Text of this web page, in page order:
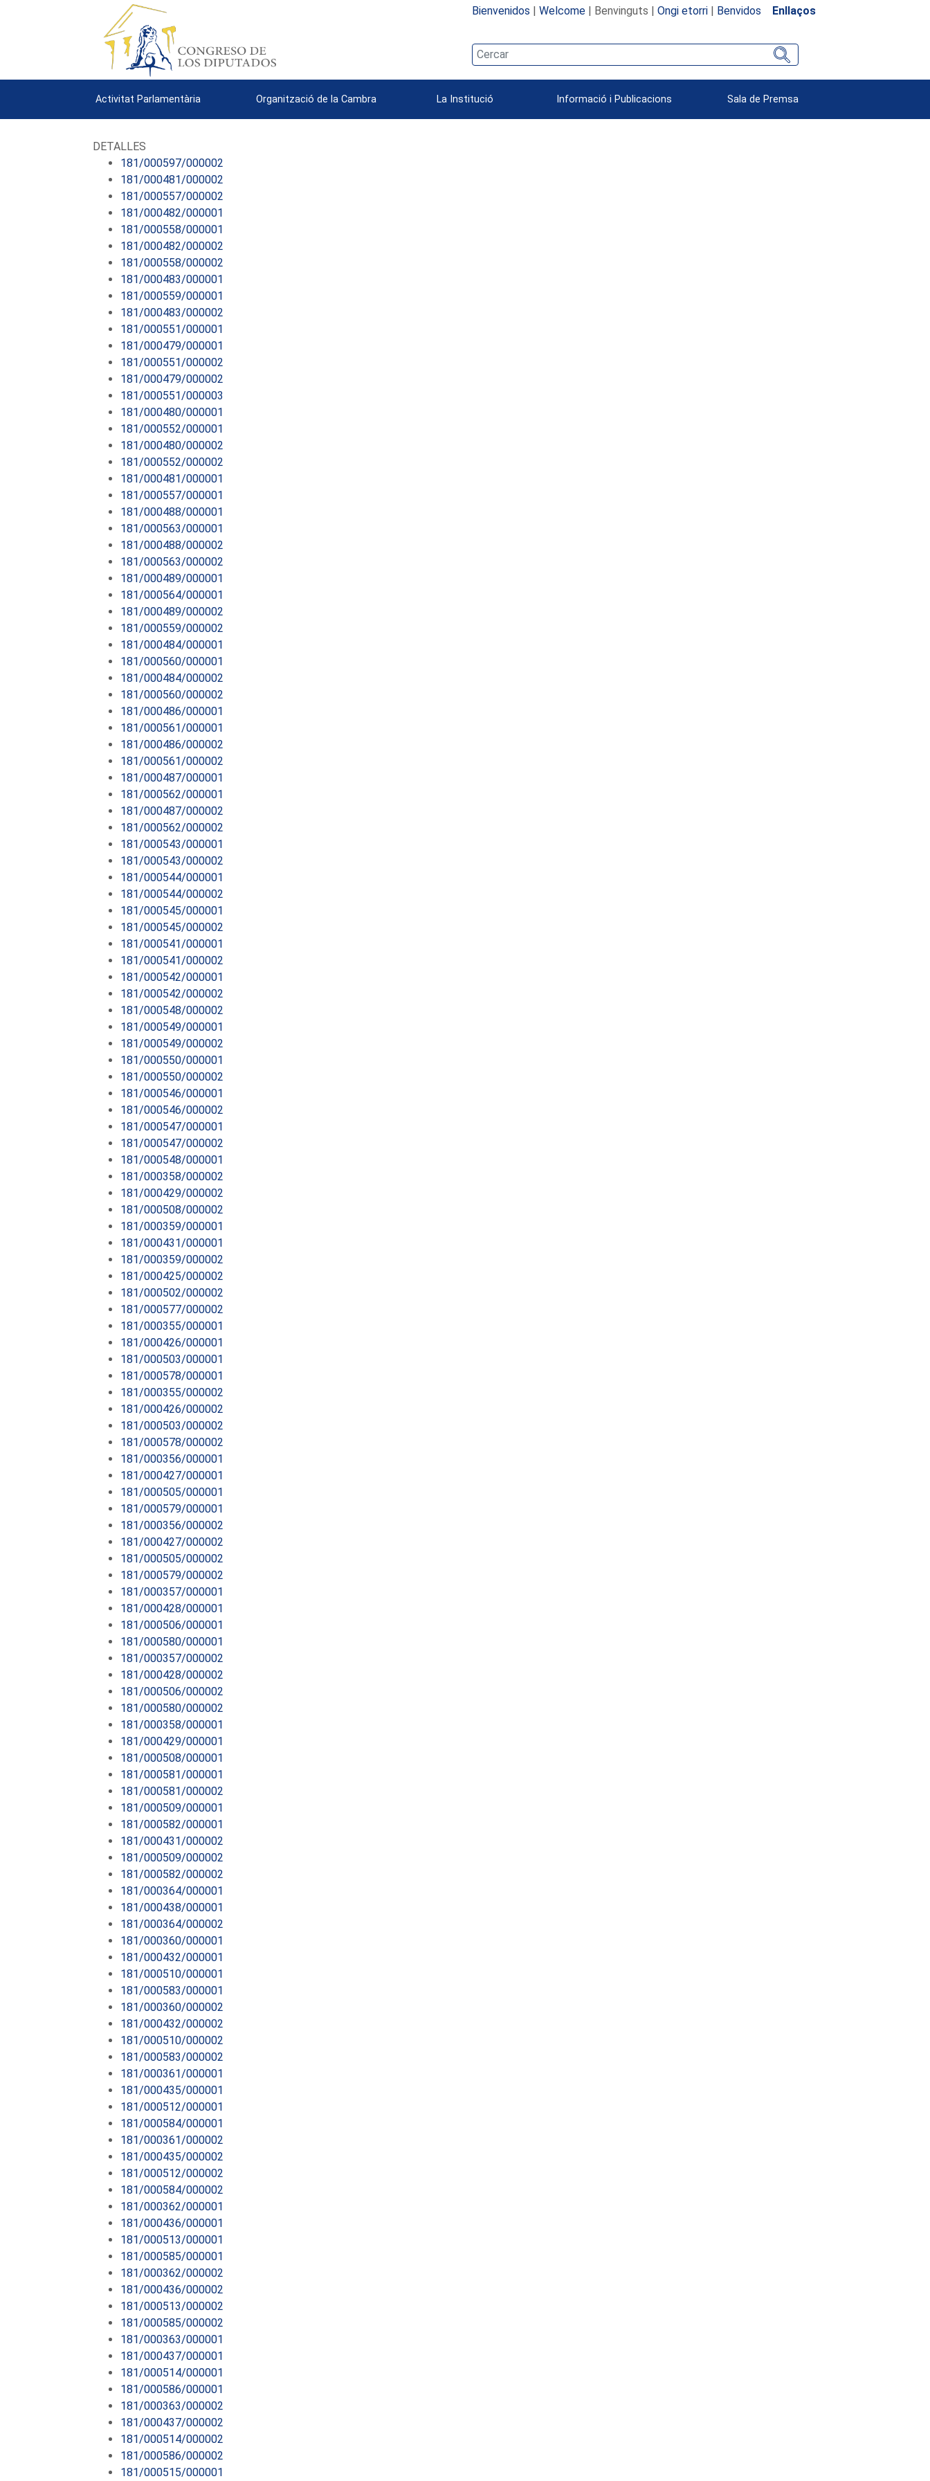
Bienvenidos | Welcome| Benvinguts | Ongi etorri| Benvidos Enllaços
Activitat Parlamentària Organització de la Cambra La Institució Informació i Publicacions Sala de Premsa
DETALLES
181/000597/000002
181/000481/000002
181/000557/000002
181/000482/000001
181/000558/000001
181/000482/000002
181/000558/000002
181/000483/000001
181/000559/000001
181/000483/000002
181/000551/000001
181/000479/000001
181/000551/000002
181/000479/000002
181/000551/000003
181/000480/000001
181/000552/000001
181/000480/000002
181/000552/000002
181/000481/000001
181/000557/000001
181/000488/000001
181/000563/000001
181/000488/000002
181/000563/000002
181/000489/000001
181/000564/000001
181/000489/000002
181/000559/000002
181/000484/000001
181/000560/000001
181/000484/000002
181/000560/000002
181/000486/000001
181/000561/000001
181/000486/000002
181/000561/000002
181/000487/000001
181/000562/000001
181/000487/000002
181/000562/000002
181/000543/000001
181/000543/000002
181/000544/000001
181/000544/000002
181/000545/000001
181/000545/000002
181/000541/000001
181/000541/000002
181/000542/000001
181/000542/000002
181/000548/000002
181/000549/000001
181/000549/000002
181/000550/000001
181/000550/000002
181/000546/000001
181/000546/000002
181/000547/000001
181/000547/000002
181/000548/000001
181/000358/000002
181/000429/000002
181/000508/000002
181/000359/000001
181/000431/000001
181/000359/000002
181/000425/000002
181/000502/000002
181/000577/000002
181/000355/000001
181/000426/000001
181/000503/000001
181/000578/000001
181/000355/000002
181/000426/000002
181/000503/000002
181/000578/000002
181/000356/000001
181/000427/000001
181/000505/000001
181/000579/000001
181/000356/000002
181/000427/000002
181/000505/000002
181/000579/000002
181/000357/000001
181/000428/000001
181/000506/000001
181/000580/000001
181/000357/000002
181/000428/000002
181/000506/000002
181/000580/000002
181/000358/000001
181/000429/000001
181/000508/000001
181/000581/000001
181/000581/000002
181/000509/000001
181/000582/000001
181/000431/000002
181/000509/000002
181/000582/000002
181/000364/000001
181/000438/000001
181/000364/000002
181/000360/000001
181/000432/000001
181/000510/000001
181/000583/000001
181/000360/000002
181/000432/000002
181/000510/000002
181/000583/000002
181/000361/000001
181/000435/000001
181/000512/000001
181/000584/000001
181/000361/000002
181/000435/000002
181/000512/000002
181/000584/000002
181/000362/000001
181/000436/000001
181/000513/000001
181/000585/000001
181/000362/000002
181/000436/000002
181/000513/000002
181/000585/000002
181/000363/000001
181/000437/000001
181/000514/000001
181/000586/000001
181/000363/000002
181/000437/000002
181/000514/000002
181/000586/000002
181/000515/000001